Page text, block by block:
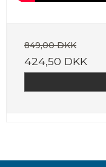
849,00 DKK
424,50 DKK